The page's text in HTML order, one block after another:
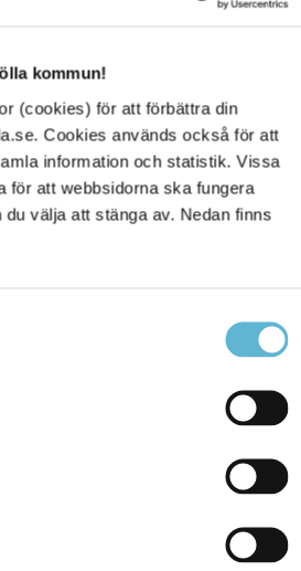
kommun!
(cookies) för att förbättra din
Cookies används också för att
information och statistik. Vissa
för att webbsidorna ska fungera
välja att stänga av. Nedan finns
marklov, rivningslov, Anmäl
bygglovspliktiga. Ansök om
bo
och bo